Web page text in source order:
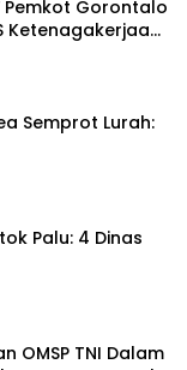
Pemkot Gorontalo
Ketenagakerjaan
Semprot Lurah:
Palu: 4 Dinas
OMSP TNI Dalam